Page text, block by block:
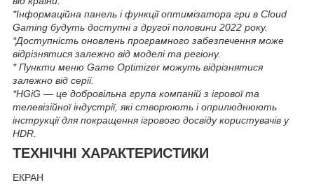
*Інформаційна панель і функції оптимізатора гри в Cloud
Gaming будуть доступні з другої половини 2022 року.
*Доступність оновлень програмного забезпечення може
відрізнятися залежно від моделі та регіону.
* Пункти меню Game Optimizer можуть відрізнятися
залежно від серії.
*HGiG — це добровільна група компаній з ігрової та
телевізійної індустрії, які створюють і оприлюднюють
інструкції для покращення ігрового досвіду користувачів у
HDR.
ТЕХНІЧНІ ХАРАКТЕРИСТИКИ
ЕКРАН